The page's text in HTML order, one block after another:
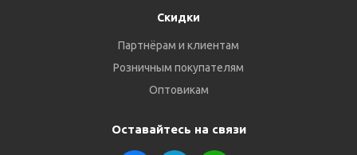
Скидки
Партнёрам и клиентам
Розничным покупателям
Оптовикам
Оставайтесь на связи